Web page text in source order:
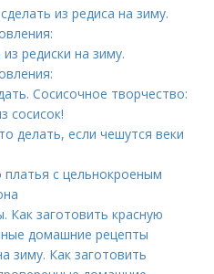
из редиса на зиму.
редиски на зиму.
Сосисочное творчество:
сосисок!
делать, если чешутся веки
с цельнокроеным
Как заготовить красную
домашние рецепты
зиму. Как заготовить